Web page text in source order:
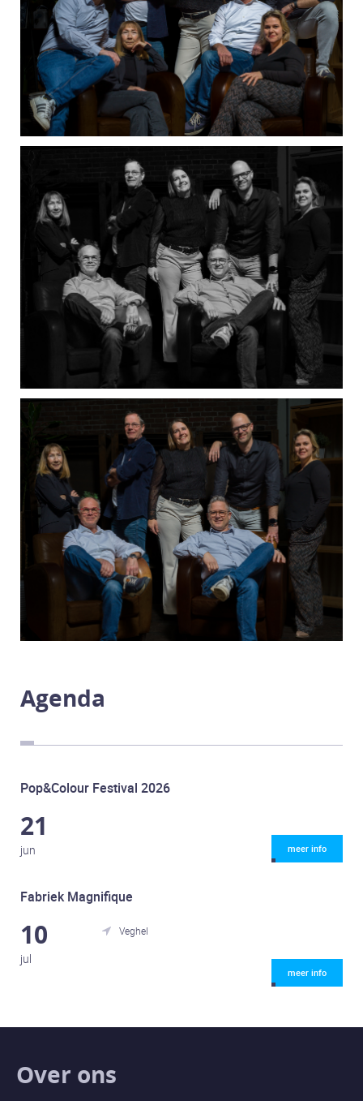
Agenda
Pop&Colour Festival 2026
21
jun meer info
Fabriek Magnifique
10
jul
 Veghel
meer info
Over ons